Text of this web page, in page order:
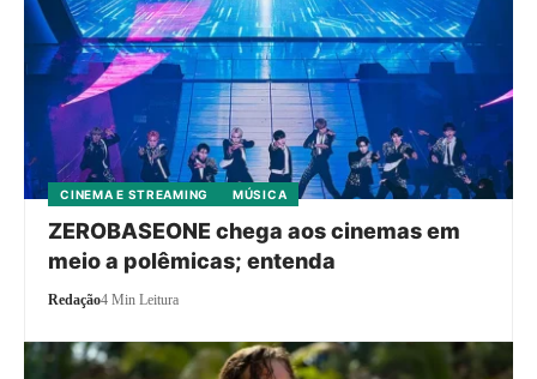
CINEMA E STREAMING MÚSICA
ZEROBASEONE chega aos cinemas em
meio a polêmicas; entenda
Redação4 Min Leitura